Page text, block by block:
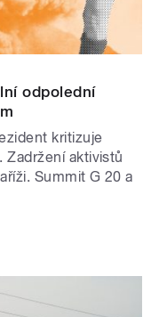
odpolední
kritizuje
Zadržení aktivistů
Summit G 20 a